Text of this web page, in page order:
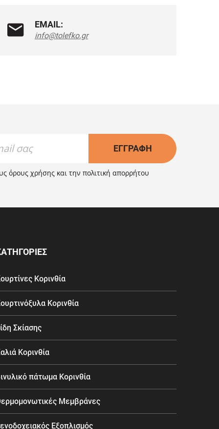
EMAIL:
info@tolefko.gr
ΕΓΓΡΑΦΉ
όρους χρήσης και την πολιτική απορρήτου
Κορινθία
Κορινθία
Σκίασης
Κορινθία
πάτωμα Κορινθία
Μεμβράνες
Εξοπλισμός